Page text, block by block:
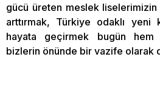
gücü üreten meslek liselerimizin
arttırmak, Türkiye odaklı yeni
hayata geçirmek bugün
bizlerin önünde bir vazife olarak